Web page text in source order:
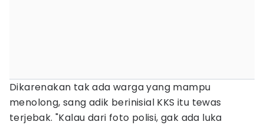
Dikarenakan tak ada warga yang mampu
menolong, sang adik berinisial KKS itu tewas
terjebak. "Kalau dari foto polisi, gak ada luka